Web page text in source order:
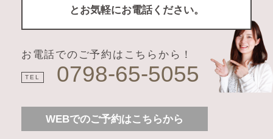
とお気軽にお電話ください。
お電話でのご予約はこちらから！
TEL 0798-65-5055
WEBでのご予約はこちらから